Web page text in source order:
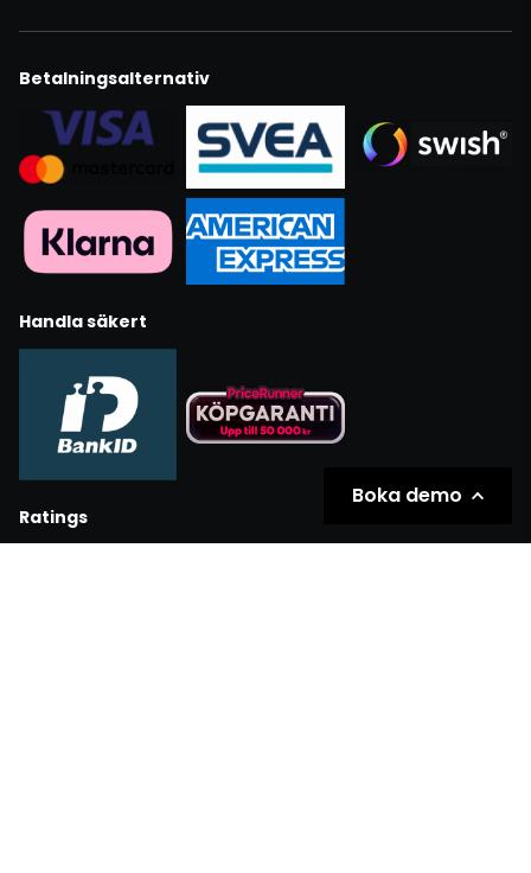
Betalningsalternativ
Handla säkert
Ratings
Boka demo